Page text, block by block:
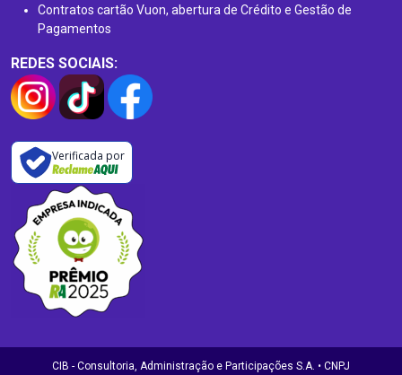
Contratos cartão Vuon, abertura de Crédito e Gestão de
Pagamentos
REDES SOCIAIS:
Verificada por
CIB - Consultoria, Administração e Participações S.A. • CNPJ